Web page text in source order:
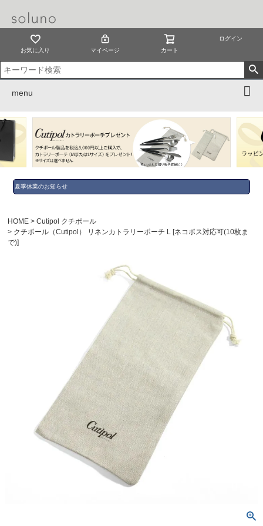
お気に入り マイページ カート
ログイン
menu
夏季休業のお知らせ
HOME
Cutipol クチポール
クチポール（Cutipol） リネンカトラリーポーチ L [ネコポス対応可(10枚ま
で)]